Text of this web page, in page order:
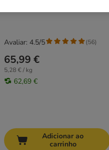
65,99 €
5,28 € / kg
62,69 €
Avaliar: 4.5/5 (56)
Adicionar ao
carrinho